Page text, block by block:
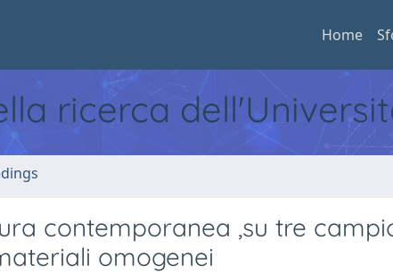
Home
ricerca
contemporanea ,su tre
omogenei